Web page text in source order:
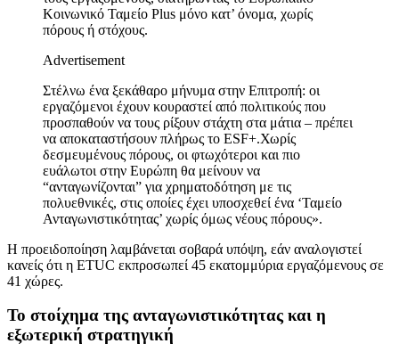
Κοινωνικό Ταμείο Plus μόνο κατ’ όνομα, χωρίς
πόρους ή στόχους.
Advertisement
Στέλνω ένα ξεκάθαρο μήνυμα στην Επιτροπή: οι
εργαζόμενοι έχουν κουραστεί από πολιτικούς που
προσπαθούν να τους ρίξουν στάχτη στα μάτια – πρέπει
να αποκαταστήσουν πλήρως το ESF+.Χωρίς
δεσμευμένους πόρους, οι φτωχότεροι και πιο
ευάλωτοι στην Ευρώπη θα μείνουν να
“ανταγωνίζονται” για χρηματοδότηση με τις
πολυεθνικές, στις οποίες έχει υποσχεθεί ένα ‘Ταμείο
Ανταγωνιστικότητας’ χωρίς όμως νέους πόρους».
Η προειδοποίηση λαμβάνεται σοβαρά υπόψη, εάν αναλογιστεί
κανείς ότι η ETUC εκπροσωπεί 45 εκατομμύρια εργαζόμενους σε
41 χώρες.
Το στοίχημα της ανταγωνιστικότητας και η
εξωτερική στρατηγική